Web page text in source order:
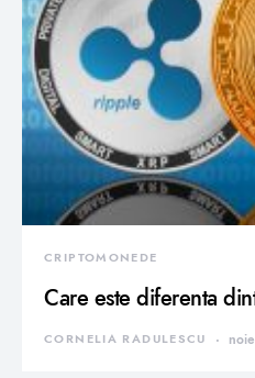
CRIPTOMONEDE
Care este diferenta
CORNELIA RADULESCU